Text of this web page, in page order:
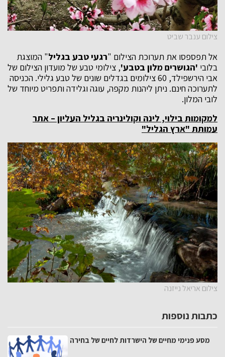
צילום ענבר שביט
אל תפספסו את תערוכת הצילום "רגעי טבע בגליל" המוצגת
בלובי 'הגושרים מלון בטבע', צילומי טבע של מועדון הצילום של
אבי הירשפילד, 60 צילומים בגדלים שונים של טבע גלילי. הכניסה
לתערוכה חינם. ניתן ליהנות מקפה, עוגה וגלידה ותפריט מיוחד של
לובי המלון.
למקומות בילוי, לינה וקולינריה בגליל העליון – אתר
עמותת "ארץ הגליל"
צילום אריאל נייזנה
כתבות נוספות
מסע פנימי מחיים של הישרדות לחיים של בחירה